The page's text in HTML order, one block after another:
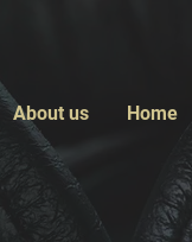
About us Home